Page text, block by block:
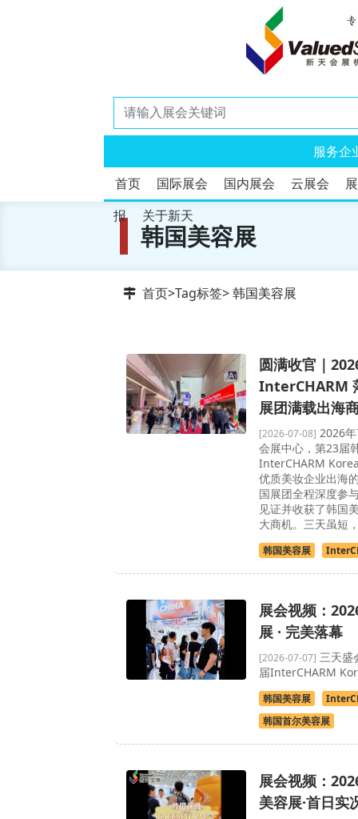
服务企
首页
国际展会 国内展会 云展会
报
关于新天
韩国美容展
首页>Tag标签> 韩国美容展
圆满收官｜
InterCHARM
展团满载出海
[2026-07-08] 2026
会展中心，第23届
InterCHARM
优质美妆企业出海
国展团全程深度参
见证并收获了韩国
大商机。三天虽短
韩国美容展
展会视频：
展 · 完美落幕
[2026-07-07] 三天盛
届InterCHARM
韩国美容展
韩国首尔美容展
展会视频：
美容展·首日实